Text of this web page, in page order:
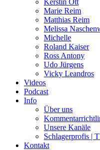
Kerstin Ott
Marie Reim
Matthias Reim
Melissa
Michelle
Roland Kaiser
Ross Antony
Udo Jürgens
Vicky Leandros
Videos
Podcast
Info
Über uns
Unsere Kanäle
Schlagerprofis |
Kontakt